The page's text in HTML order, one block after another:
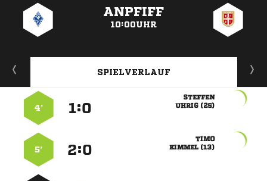
ANPFIFF
10:00UHR
SPIELVERLAUF

 
:
4’

 
:
5’